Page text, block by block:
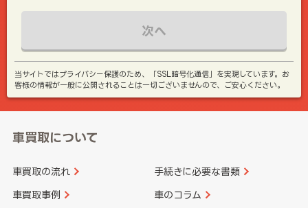
次へ
当サイトではプライバシー保護のため、「SSL暗号化通信」を実現しています。お
客様の情報が一般に公開されることは一切ございませんので、ご安心ください。
車買取について
車買取の流れ 手続きに必要な書類
車買取事例 車のコラム